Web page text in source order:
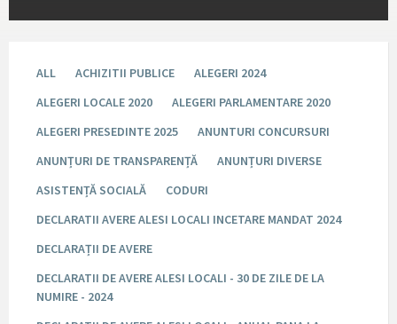
ALL ACHIZITII PUBLICE
ALEGERI 2024
ALEGERI LOCALE 2020
ALEGERI PARLAMENTARE 2020
ALEGERI PRESEDINTE 2025
ANUNTURI CONCURSURI
ANUNȚURI DE TRANSPARENȚĂ
ANUNȚURI DIVERSE
ASISTENȚĂ SOCIALĂ
CODURI
DECLARATII AVERE ALESI LOCALI INCETARE MANDAT 2024
DECLARAȚII DE AVERE
DECLARATII DE AVERE ALESI LOCALI - 30 DE ZILE DE LA
NUMIRE - 2024